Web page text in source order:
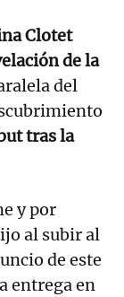
Clotet
de la
del
tras la
y por
al subir al
de este
entrega en